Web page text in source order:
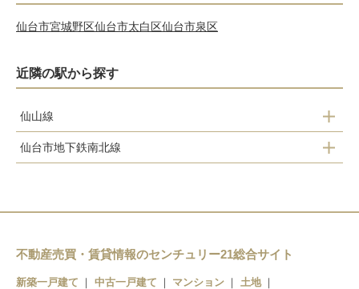
仙台市宮城野区仙台市太白区仙台市泉区
近隣の駅から探す
仙山線
仙台
北仙台
仙台市地下鉄南北線
旭ヶ丘
台原
北仙台
不動産売買・賃貸情報のセンチュリー21総合サイト
新築一戸建て 中古一戸建て マンション
土地